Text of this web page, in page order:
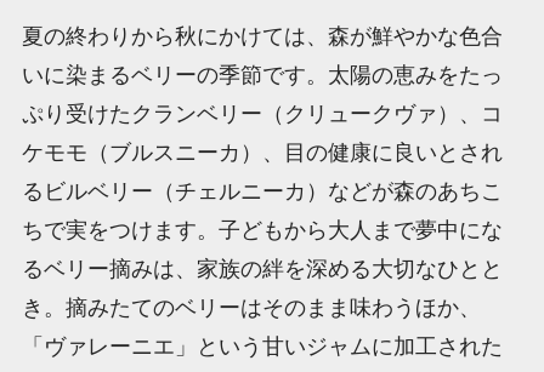
夏の終わりから秋にかけては、森が鮮やかな色合
いに染まるベリーの季節です。太陽の恵みをたっ
ぷり受けたクランベリー（クリュークヴァ）、コ
ケモモ（ブルスニーカ）、目の健康に良いとされ
るビルベリー（チェルニーカ）などが森のあちこ
ちで実をつけます。子どもから大人まで夢中にな
るベリー摘みは、家族の絆を深める大切なひとと
き。摘みたてのベリーはそのまま味わうほか、
「ヴァレーニエ」という甘いジャムに加工された